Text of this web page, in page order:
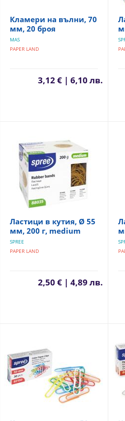
Кламери на вълни, 70
мм, 20 броя
MAS
PAPER LAND
3,12 € | 6,10 лв.
Ластици в кутия, Ø 55
мм, 200 г, medium
SPREE
PAPER LAND
2,50 € | 4,89 лв.